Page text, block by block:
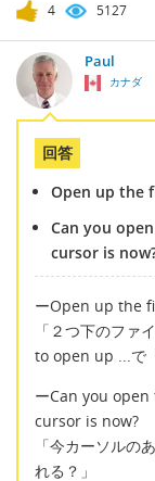
4 5127
Paul
カナダ
回答
Open up the
Can you
cursor is
ーOpen up the
「２つ下のファ
to open up ...で
ーCan you
cursor is now?
「今カーソルの
れる？」